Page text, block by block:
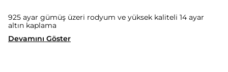
925 ayar gümüş üzeri rodyum ve yüksek kaliteli 14 ayar
altın kaplama
Devamını Göster